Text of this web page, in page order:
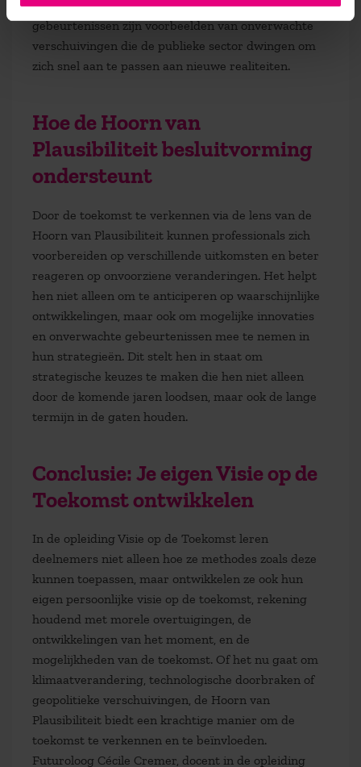
waarop landen hun infrastructuur beveiligden. Deze
gebeurtenissen zijn voorbeelden van onverwachte
verschuivingen die de publieke sector dwingen om
zich snel aan te passen aan nieuwe realiteiten.
Hoe de Hoorn van
Plausibiliteit besluitvorming
ondersteunt
Door de toekomst te verkennen via de lens van de
Hoorn van Plausibiliteit kunnen professionals zich
voorbereiden op verschillende uitkomsten en beter
reageren op onvoorziene veranderingen. Het helpt
hen niet alleen om te anticiperen op waarschijnlijke
ontwikkelingen, maar ook om mogelijke innovaties
en onverwachte gebeurtenissen mee te nemen in
hun strategieën. Dit stelt hen in staat om
strategische keuzes te maken die hen niet alleen
door de komende jaren loodsen, maar ook de lange
termijn in de gaten houden.
Conclusie: Je eigen Visie op de
Toekomst ontwikkelen
In de opleidingVisie op de Toekomst leren
deelnemers niet alleen hoe ze methodes zoals deze
kunnen toepassen, maar ontwikkelen ze ook hun
eigen persoonlijke visie op de toekomst, rekening
houdend met morele overtuigingen, de
ontwikkelingen van het moment, en de
mogelijkheden van de toekomst. Of het nu gaat om
klimaatverandering, technologische doorbraken of
geopolitieke verschuivingen, de Hoorn van
Plausibiliteit biedt een krachtige manier om de
toekomst te verkennen en te beïnvloeden.
Futuroloog Cécile Cremer, docent in de opleiding